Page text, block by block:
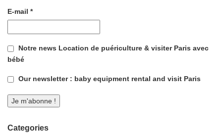
E-mail *
Notre news Location de puériculture & visiter Paris avec
bébé
Our newsletter : baby equipment rental and visit Paris
Categories